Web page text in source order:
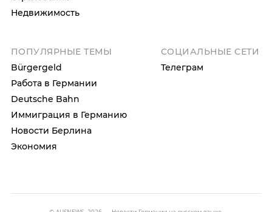
Недвижимость
ПОПУЛЯРНЫЕ ТЕМЫ
Bürgergeld
Работа в Германии
Deutsche Bahn
Иммиграция в Германию
Новости Берлина
Экономия
СОЦИАЛЬНЫЕ СЕТИ
Телеграм